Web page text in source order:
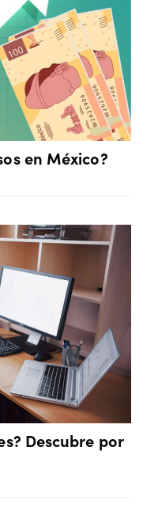
en México?
Descubre por